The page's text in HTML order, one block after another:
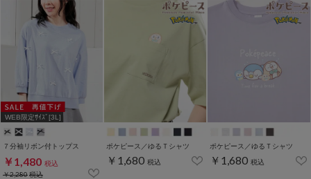
WEB限定ｻｲｽﾞ[3L]
７分袖リボン付トップス
￥1,480 税込
￥2,280税込
ポケピース／ゆるＴシャツ
￥1,680 税込
ポケピース／ゆるＴシャツ
￥1,680 税込